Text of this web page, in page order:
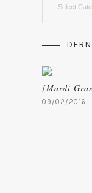
{Mardi
09/02/2016